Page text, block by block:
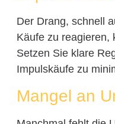
Der Drang, schnell
Käufe zu reagieren,
Setzen Sie klare
Impulskäufe zu
Mangel an